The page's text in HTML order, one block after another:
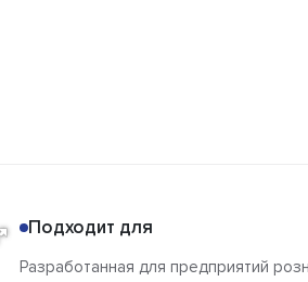
Подходит для
Разработанная для предприятий